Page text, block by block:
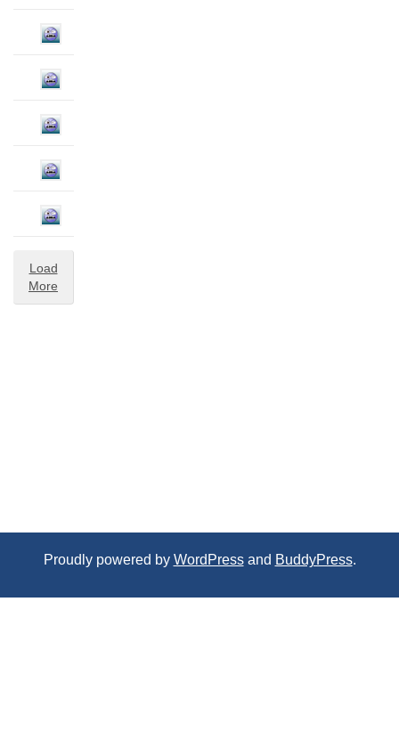
Load
More
Proudly powered by WordPressand BuddyPress.